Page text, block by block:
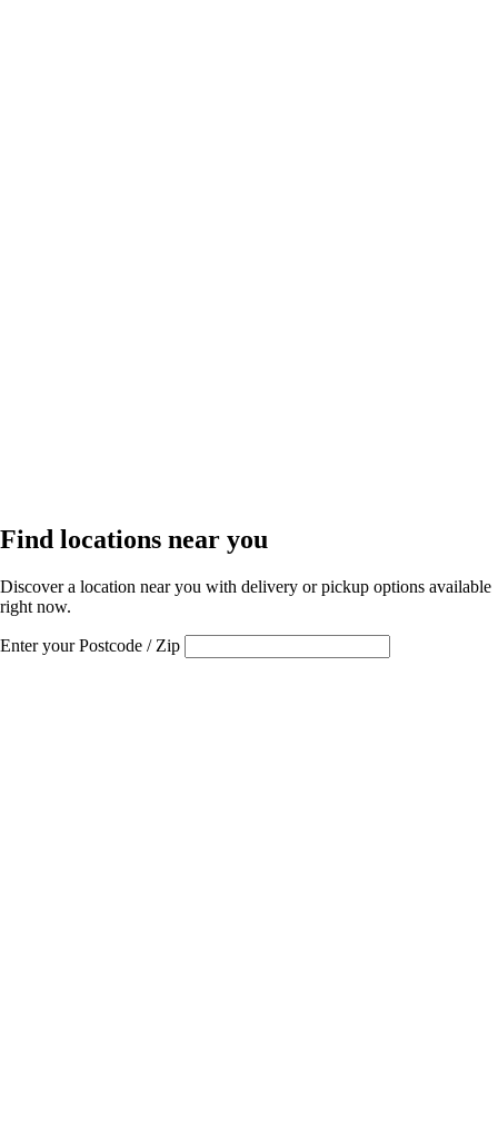
Find locations near you
Discover a location near you with delivery or pickup options available
right now.
Enter your Postcode / Zip